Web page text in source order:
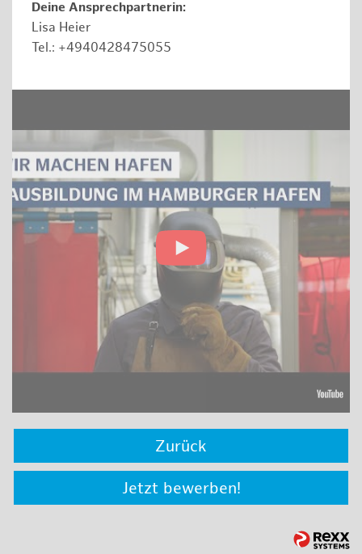
Deine Ansprechpartnerin:
Lisa Heier
Tel.: +4940428475055
Zurück
Jetzt bewerben!